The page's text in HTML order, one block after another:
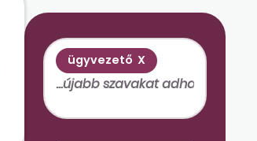
ügyvezetőX